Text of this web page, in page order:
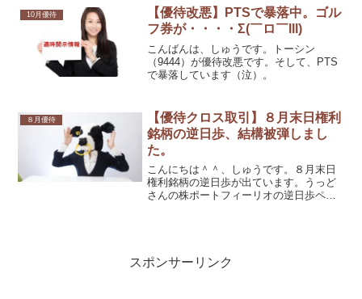
10月優待
【優待改悪】PTSで暴落中。ゴル
フ券が・・・・Σ(￣ロ￣lll)
こんばんは、しゅうです。トーシン
（9444）が優待改悪です。そして、PTS
で暴落しています（泣）。
８月優待
【優待クロス取引】８月末日権利
銘柄の逆日歩、結構被弾しまし
た。
こんにちは＾＾、しゅうです。８月末日
権利銘柄の逆日歩が出ています。うっど
さんの株ポートフィーリオの逆日歩ペー
スポンサーリンク